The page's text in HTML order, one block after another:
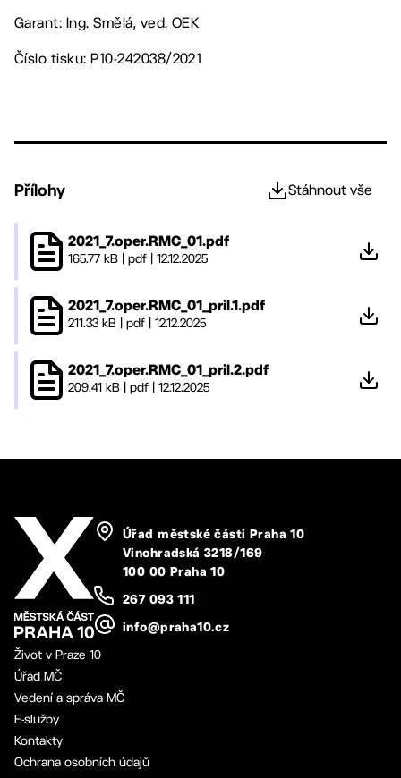
Garant: Ing. Smělá, ved. OEK
Číslo tisku: P10-242038/2021
Přílohy Stáhnout vše
2021_7.oper.RMC_01.pdf
165.77 kB pdf 12.12.2025
2021_7.oper.RMC_01_pril.1.pdf
211.33 kB pdf 12.12.2025
2021_7.oper.RMC_01_pril.2.pdf
209.41 kB pdf 12.12.2025
Úřad městské části Praha 10
Vinohradská 3218/169
100 00 Praha 10
267 093 111
info@praha10.cz
Život v Praze 10
Úřad MČ
Vedení a správa MČ
E-služby
Kontakty
Ochrana osobních údajů